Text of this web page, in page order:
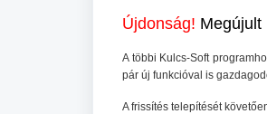
Újdonság! Megújult
A többi Kulcs-Soft
pár új funkcióval is
A frissítés telepítését